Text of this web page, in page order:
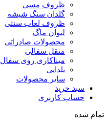
ظروف مسی
گلدان سنگ شیشه
ظروف لعاب سنتی
لیوان ماگ
محصولات صادراتی
منقل سفالی
میناکاری روی سفال
یلدایی
سایر محصولات
سبد خرید
حساب کاربری
تمام شده